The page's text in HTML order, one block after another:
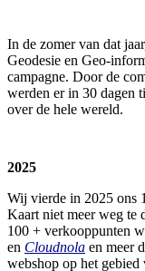
In de zomer van dat
Geodesie en Geo-
campagne. Door de
werden er in 30 dagen
over de hele wereld.
2025
Wij vierde in 2025 ons
Kaart niet meer weg te
100 + verkooppunten
en Cloudnola en meer
webshop op het gebied